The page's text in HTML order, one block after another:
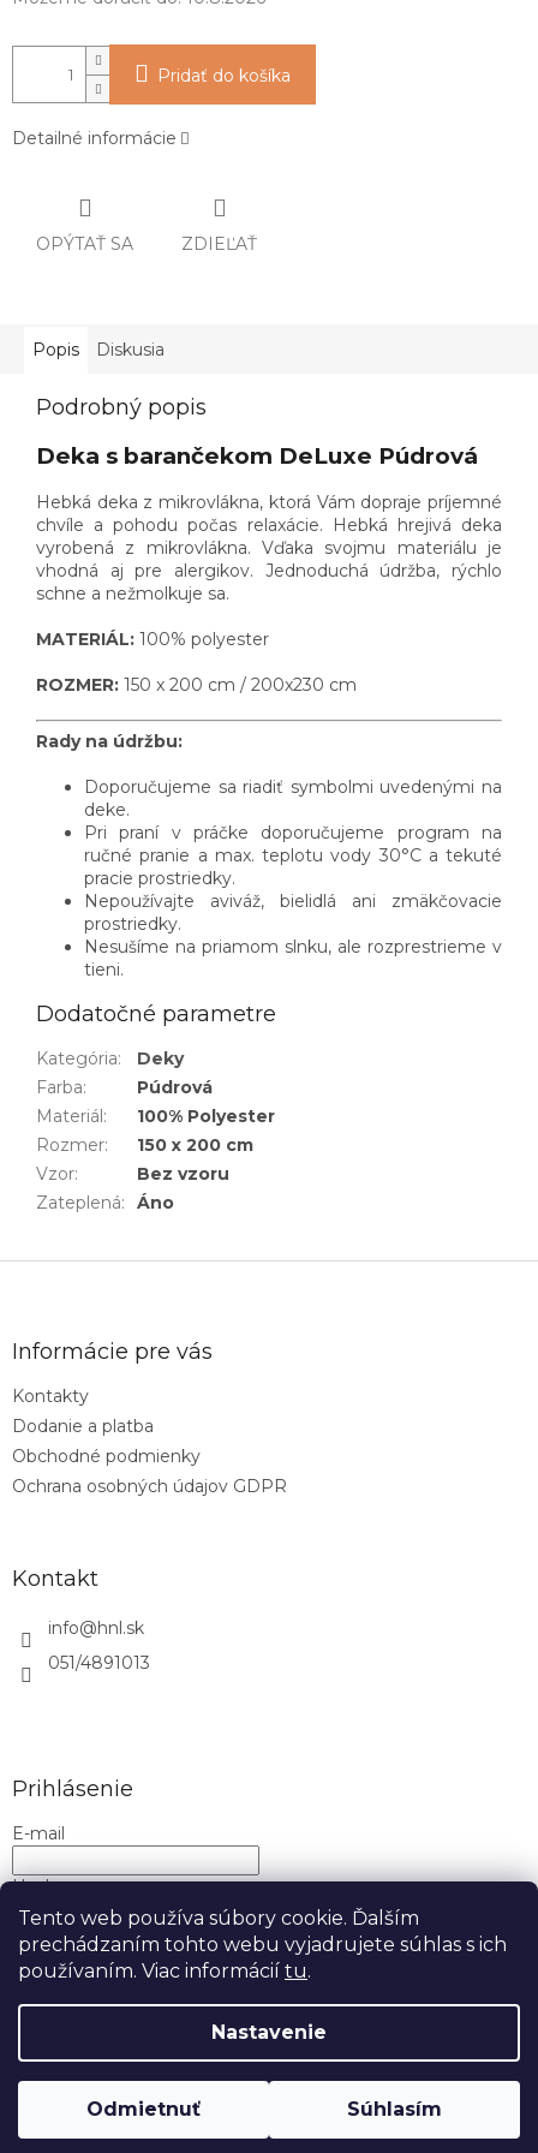
Tento web používa súbory cookie. Ďalším
prechádzaním tohto webu vyjadrujete súhlas s ich
používaním. Viac informácií tu.
Nastavenie
Odmietnuť Súhlasím
Pridať do košíka
Detailné informácie
OPÝTAŤ SA ZDIEĽAŤ
Popis Diskusia
Podrobný popis
Deka s barančekom DeLuxe Púdrová
Hebká deka z mikrovlákna, ktorá Vám dopraje príjemné
chvíle a pohodu počas relaxácie.
Hebká hrejivá deka
vyrobená z mikrovlákna. Vďaka svojmu materiálu je
vhodná aj pre alergikov. Jednoduchá údržba, rýchlo
schne a nežmolkuje sa.
MATERIÁL: 100% polyester
ROZMER: 150 x 200 cm / 200x230 cm
Rady na údržbu:
Doporučujeme sa riadiť symbolmi uvedenými na
deke.
Pri praní v práčke doporučujeme program na
ručné pranie a max. teplotu vody 30°C a tekuté
pracie prostriedky.
Nepoužívajte aviváž, bielidlá ani zmäkčovacie
prostriedky.
Nesušíme na priamom slnku, ale rozprestrieme v
tieni.
Dodatočné parametre
Kategória:
Deky
Farba:
Púdrová
Materiál:
100% Polyester
Rozmer:
150 x 200 cm
Vzor:
Bez vzoru
Zateplená: Áno
Informácie pre vás
Kontakty
Dodanie a platba
Obchodné podmienky
Ochrana osobných údajov GDPR
Kontakt
info@hnl.sk
051/4891013
Prihlásenie
E-mail
Heslo
PRIHLÁSIŤ SA
Nová registrácia Zabudnuté heslo
Copyright 2026H&L. Všetky práva vyhradené.Upraviť
nastavenie cookies